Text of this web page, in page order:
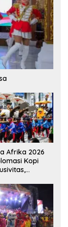
Afrika 2026
Kopi